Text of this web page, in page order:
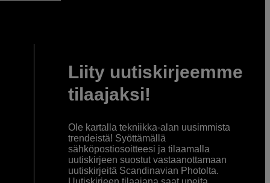
Liity uutiskirjeemme
tilaajaksi!
Ole kartalla tekniikka-alan uusimmista
trendeistä! Syöttämällä
sähköpostiosoitteesi ja tilaamalla
uutiskirjeen suostut vastaanottamaan
uutiskirjeitä Scandinavian Photolta.